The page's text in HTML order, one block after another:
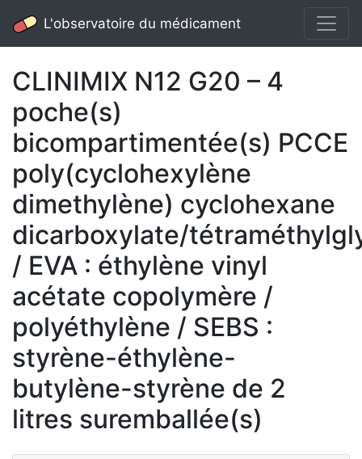
L'observatoire du médicament
CLINIMIX N12 G20 – 4
poche(s)
bicompartimentée(s) PCCE
poly(cyclohexylène
dimethylène) cyclohexane
dicarboxylate/
/ EVA : éthylène vinyl
acétate copolymère /
polyéthylène / SEBS :
styrène-éthylène-
butylène-styrène de 2
litres suremballée(s)